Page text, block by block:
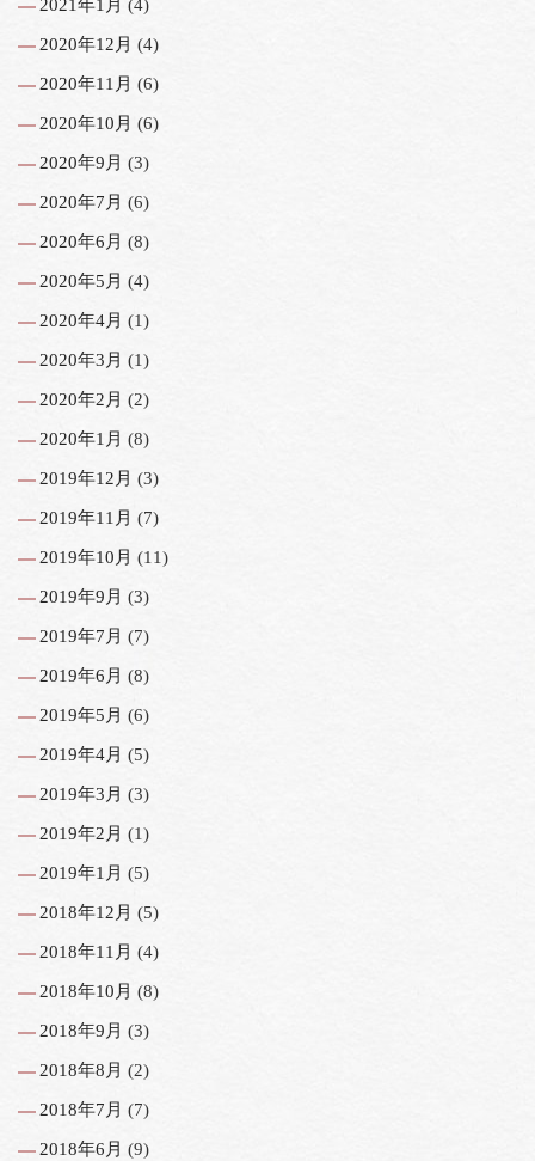
2021年1月 (4)
2020年12月 (4)
2020年11月 (6)
2020年10月 (6)
2020年9月 (3)
2020年7月 (6)
2020年6月 (8)
2020年5月 (4)
2020年4月 (1)
2020年3月 (1)
2020年2月 (2)
2020年1月 (8)
2019年12月 (3)
2019年11月 (7)
2019年10月 (11)
2019年9月 (3)
2019年7月 (7)
2019年6月 (8)
2019年5月 (6)
2019年4月 (5)
2019年3月 (3)
2019年2月 (1)
2019年1月 (5)
2018年12月 (5)
2018年11月 (4)
2018年10月 (8)
2018年9月 (3)
2018年8月 (2)
2018年7月 (7)
2018年6月 (9)